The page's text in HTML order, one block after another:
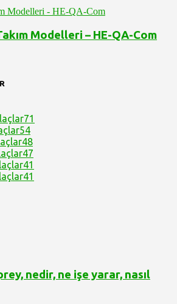
Modelleri – HE-QA-Com
71
54
48
47
41
41
nedir, ne işe yarar, nasıl